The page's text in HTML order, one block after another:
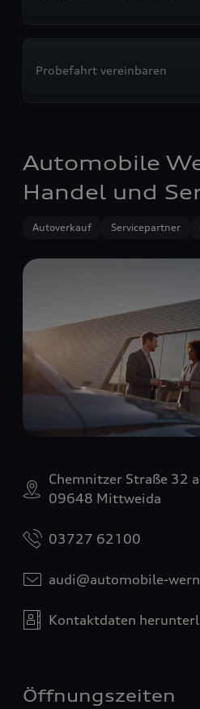
Probefahrt vereinbaren
Automobile
Handel und
Autoverkauf Servicepartner
Chemnitzer Straße 32
09648 Mittweida
03727 62100
audi@automobile-
Kontaktdaten
Öffnungszeiten